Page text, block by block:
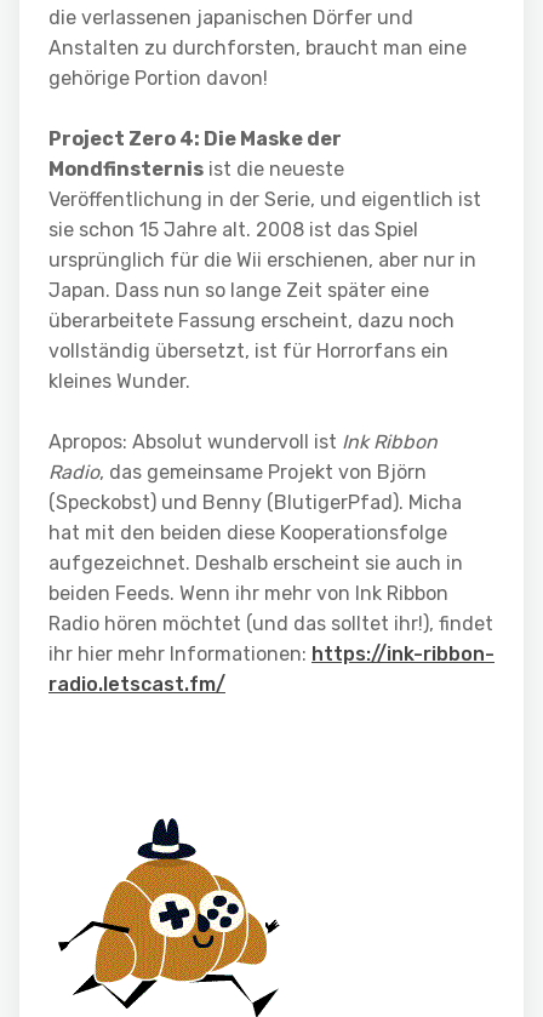
die verlassenen japanischen Dörfer und
Anstalten zu durchforsten, braucht man eine
gehörige Portion davon!
Project Zero 4: Die Maske der
Mondfinsternis ist die neueste
Veröffentlichung in der Serie, und eigentlich ist
sie schon 15 Jahre alt. 2008 ist das Spiel
ursprünglich für die Wii erschienen, aber nur in
Japan. Dass nun so lange Zeit später eine
überarbeitete Fassung erscheint, dazu noch
vollständig übersetzt, ist für Horrorfans ein
kleines Wunder.
Apropos: Absolut wundervoll ist Ink Ribbon
Radio, das gemeinsame Projekt von Björn
(Speckobst) und Benny (BlutigerPfad). Micha
hat mit den beiden diese Kooperationsfolge
aufgezeichnet. Deshalb erscheint sie auch in
beiden Feeds. Wenn ihr mehr von Ink Ribbon
Radio hören möchtet (und das solltet ihr!), findet
ihr hier mehr Informationen: https://ink-ribbon-
radio.letscast.fm/